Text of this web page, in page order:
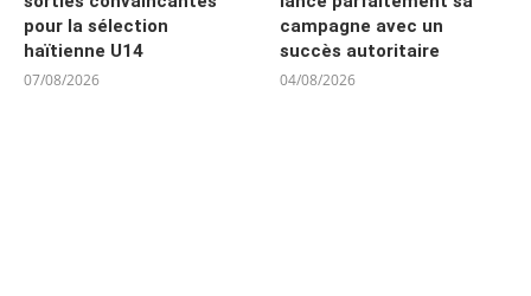
pour la sélection
haïtienne U14
07/08/2026
campagne avec un
succès autoritaire
04/08/2026